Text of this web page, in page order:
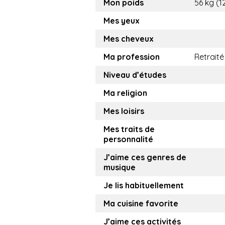
Mon poids
56 kg
Mes yeux
Mes cheveux
Ma profession
Retraité
Niveau d’études
Ma religion
Mes loisirs
Mes traits de
personnalité
J’aime ces genres de
musique
Je lis habituellement
Ma cuisine favorite
J’aime ces activités